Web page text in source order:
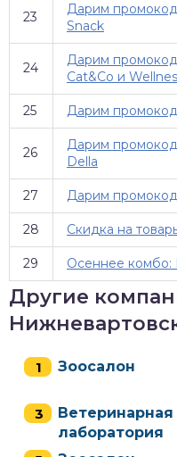
23
Дарим
Snack
24
Дарим промокод
Cat&Co и
25 Дарим промокод
26
Дарим
Della
27 Дарим промокод
28 Скидка на
29 Осеннее комбо:
Другие
Зоосалон
Ветеринарная
лаборатория